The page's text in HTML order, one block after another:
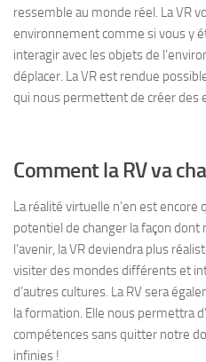
ressemble au monde réel. La VR
environnement comme si vous y
interagir avec les objets de
déplacer. La VR est rendue
qui nous permettent de créer des
Comment la RV va
La réalité virtuelle n’en est encore
potentiel de changer la façon dont
l’avenir, la VR deviendra plus
visiter des mondes différents et
d’autres cultures. La RV sera
la formation. Elle nous permettra
compétences sans quitter notre
infinies !